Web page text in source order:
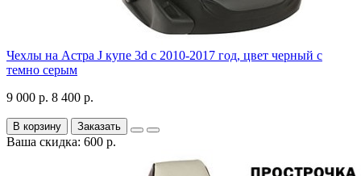
Чехлы на Астра J купе 3d с 2010-2017 год, цвет черный с
темно серым
9 000 р. 8 400 р.
В корзину Заказать
Ваша скидка: 600 р.